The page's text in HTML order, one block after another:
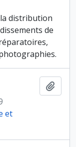
distribution
de
et